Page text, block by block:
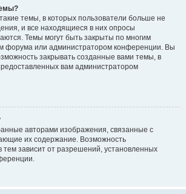
темы, в которых пользователи больше не
и все находящиеся в них опросы
Темы могут быть закрыты по многим
форума или администратором конференции. Вы
закрывать созданные вами темы, в
вам администратором
авторами изображения, связанные с
их содержание. Возможность
тем зависит от разрешений, установленных